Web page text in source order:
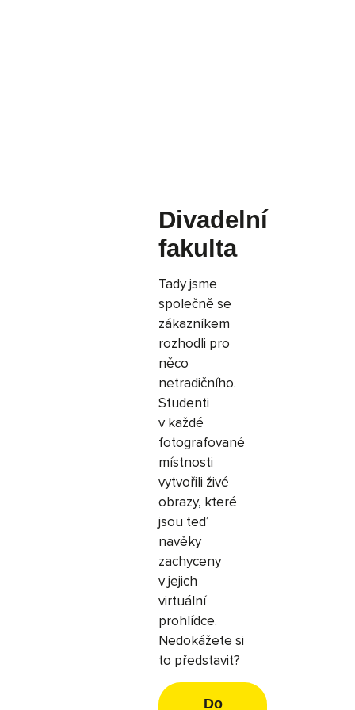
Divadelní
fakulta
Tady jsme
společně se
zákazníkem
rozhodli pro
něco
netradičního.
Studenti
v každé
fotografované
místnosti
vytvořili živé
obrazy, které
jsou teď
navěky
zachyceny
v jejich
virtuální
prohlídce.
Nedokážete si
to představit?
Do